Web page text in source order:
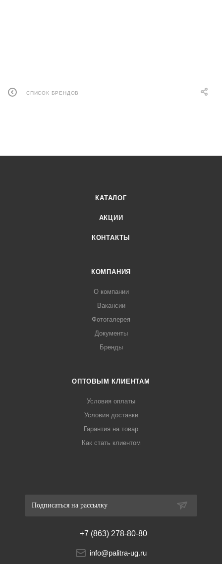
СПИСОК БРЕНДОВ
КАТАЛОГ
АКЦИИ
КОНТАКТЫ
КОМПАНИЯ
О компании
Вакансии
Фотогалерея
Документы
Бренды
ОПТОВЫМ КЛИЕНТАМ
Условия оплаты
Условия доставки
Гарантия на товар
Как стать клиентом
Подписаться на рассылку
+7 (863) 278-80-80
info@palitra-ug.ru